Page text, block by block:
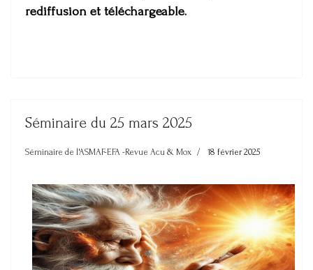
rediffusion et téléchargeable.
Séminaire du 25 mars 2025
Séminaire de l'ASMAF-EFA -Revue Acu & Mox 18 février 2025